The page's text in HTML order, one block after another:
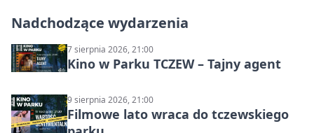
Nadchodzące wydarzenia
7 sierpnia 2026, 21:00
Kino w Parku TCZEW – Tajny agent
9 sierpnia 2026, 21:00
Filmowe lato wraca do tczewskiego